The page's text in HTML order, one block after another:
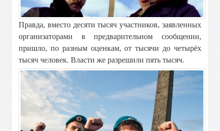
Правда, вместо десяти тысяч участников, заявленных
организаторами в предварительном сообщении,
пришло, по разным оценкам, от тысячи до четырёх
тысяч человек. Власти же разрешили пять тысяч.